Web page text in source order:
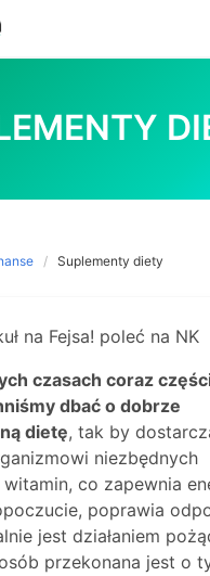
Suplementy diety
na Fejsa! poleć na NK
czasach coraz
dbać o dobrze
dietę, tak by
niezbędnych
witamin, co zapewnia
poprawia
jest działaniem
przekonana jest o